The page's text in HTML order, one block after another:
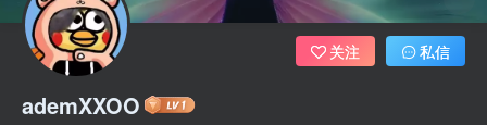
ademXXOO
关注 私信